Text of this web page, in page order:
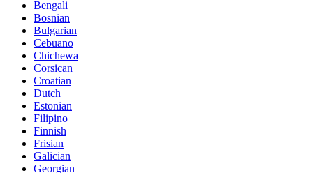
Bengali
Bosnian
Bulgarian
Cebuano
Chichewa
Corsican
Croatian
Dutch
Estonian
Filipino
Finnish
Frisian
Galician
Georgian